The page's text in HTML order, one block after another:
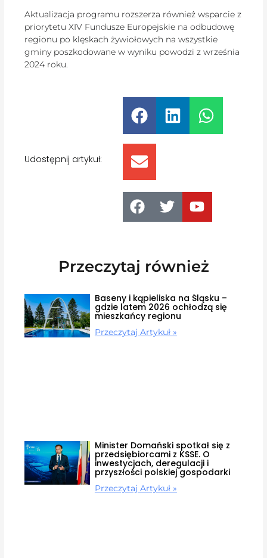
Aktualizacja programu rozszerza również wsparcie z
priorytetu XIV Fundusze Europejskie na odbudowę
regionu po klęskach żywiołowych na wszystkie
gminy poszkodowane w wyniku powodzi z września
2024 roku.
Udostępnij artykuł:
Przeczytaj również
Baseny i kąpieliska na Śląsku –
gdzie latem 2026 ochłodzą się
mieszkańcy regionu
Przeczytaj Artykuł »
Minister Domański spotkał się z
przedsiębiorcami z KSSE. O
inwestycjach, deregulacji i
przyszłości polskiej gospodarki
Przeczytaj Artykuł »